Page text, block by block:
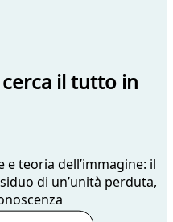
il tutto in
teoria dell’immagine: il
di un’unità perduta,